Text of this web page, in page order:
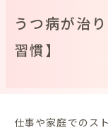
うつ病が治
習慣】
仕事や家庭でのス